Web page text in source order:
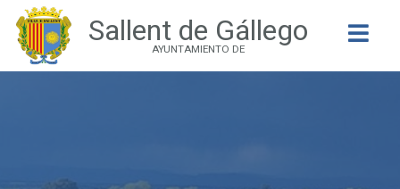
Sallent de Gállego
AYUNTAMIENTO DE
Buscar